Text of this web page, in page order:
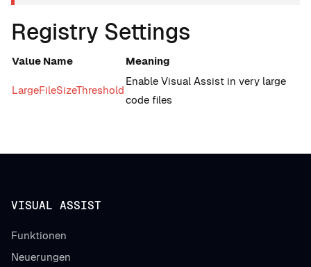
Registry Settings
Value Name Meaning
LargeFileSizeThreshold
Enable Visual Assist in very large
code files
VISUAL ASSIST
Funktionen
Neuerungen